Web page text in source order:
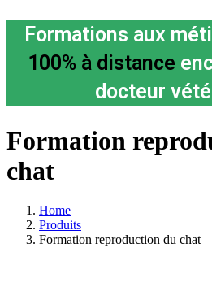
Formations aux
100% à distance
docteur
Formation
chat
Home
Produits
Formation reproduction du chat